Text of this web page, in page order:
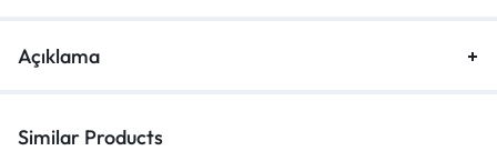
Açıklama
Similar Products